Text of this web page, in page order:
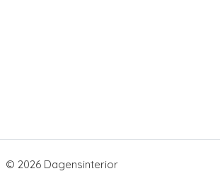
© 2026 Dagensinterior